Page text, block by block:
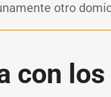
otro
con